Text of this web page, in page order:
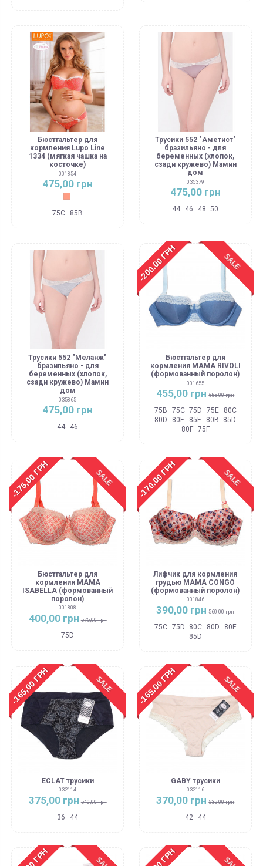
Бюстгальтер для
кормления Lupo Line
1334 (мягкая чашка на
косточке)
001854
475,00 грн
Коралловый
75C
85B
Трусики 552 "Аметист"
бразильяно - для
беременных (хлопок,
сзади кружево) Мамин
дом
035379
475,00 грн
44 46 48 50
Трусики 552 "Меланж"
бразильяно - для
беременных (хлопок,
сзади кружево) Мамин
дом
035865
475,00 грн
44 46
SALE
-200,00 ГРН
Бюстгальтер для
кормления MAMA RIVOLI
(формованный поролон)
001655
455,00 грн 655,00 грн
75B 75C 75D 75E
80C
80D
80E 85E 80B
85D
80F 75F
SALE
-175,00 ГРН
Бюстгальтер для
кормления MAMA
ISABELLA (формованный
поролон)
001808
400,00 грн 575,00 грн
75D
SALE
-170,00 ГРН
Лифчик для кормления
грудью MAMA CONGO
(формованный поролон)
001846
390,00 грн 560,00 грн
75C 75D 80C 80D
80E
85D
SALE
-165,00 ГРН
ECLAT трусики
032114
375,00 грн 540,00 грн
36 44
SALE
-165,00 ГРН
GABY трусики
032116
370,00 грн 535,00 грн
42 44